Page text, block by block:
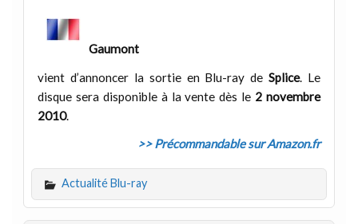
Gaumont
vient d’annoncer la sortie en Blu-ray deSplice. Le
disque sera disponible à la vente dès le 2 novembre
2010.
>> Précommandable sur Amazon.fr
Actualité Blu-ray